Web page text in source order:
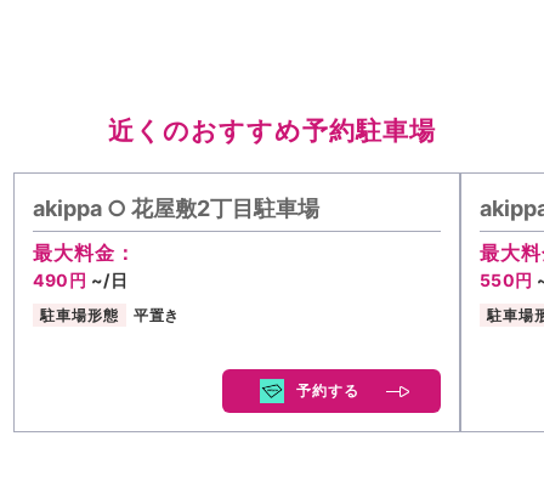
近くのおすすめ予約駐車場
akippa ○ 花屋敷2丁目駐車場
最大料金：
490円 ~/日
駐車場形態 平置き
予約する
最大
550円
駐車場